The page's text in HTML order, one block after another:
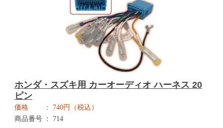
ホンダ・スズキ用 カーオーディオ ハーネス 20
ピン
価格
740円（税込）
商品番号
714